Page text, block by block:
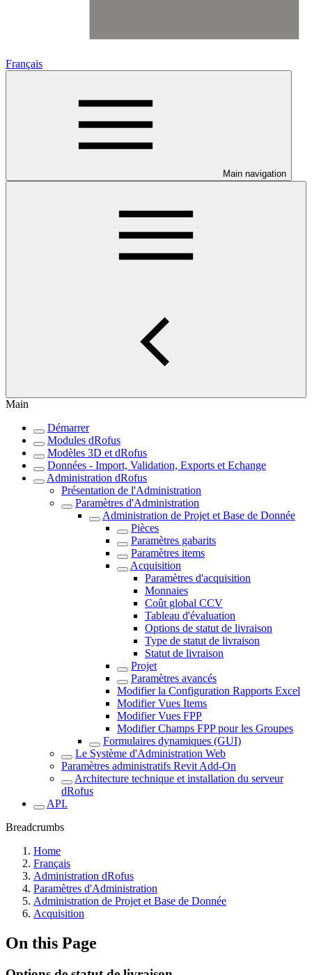
Français
Main navigation
Main
Démarrer
Modules dRofus
Modèles 3D et dRofus
Données - Import, Validation, Exports et Echange
Administration dRofus
Présentation de l'Administration
Paramètres d'Administration
Administration de Projet et Base de Donnée
Pièces
Paramètres gabarits
Paramètres items
Acquisition
Paramètres d'acquisition
Monnaies
Coût global CCV
Tableau d'évaluation
Options de statut de livraison
Type de statut de livraison
Statut de livraison
Projet
Paramètres avancés
Modifier la Configuration Rapports Excel
Modifier Vues Items
Modifier Vues FPP
Modifier Champs FPP pour les Groupes
Formulaires dynamiques (GUI)
Le Système d'Administration Web
Paramètres administratifs Revit Add-On
Architecture technique et installation du serveur
dRofus
API.
Breadcrumbs
Home
Français
Administration dRofus
Paramètres d'Administration
Administration de Projet et Base de Donnée
Acquisition
On this Page